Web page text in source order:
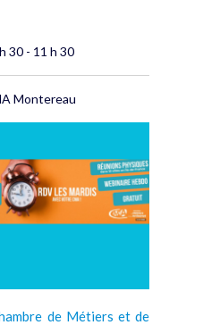
30 - 11 h 30
Montereau
de Métiers et de